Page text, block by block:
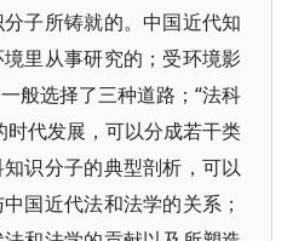
子所铸就的。中国近代知
里从事研究的；受环境影
般选择了三种道路；“法科
时代发展，可以分成若干类
识分子的典型剖析，可以
国近代法和法学的关系；